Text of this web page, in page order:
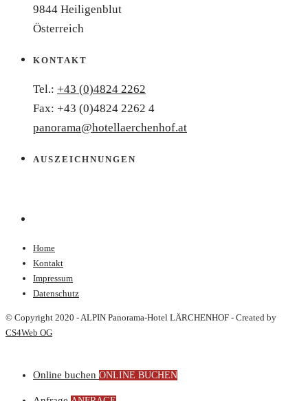
9844 Heiligenblut
Österreich
KONTAKT
Tel.: +43 (0)4824 2262
Fax: +43 (0)4824 2262 4
panorama@hotellaerchenhof.at
AUSZEICHNUNGEN
Home
Kontakt
Impressum
Datenschutz
© Copyright 2020 - ALPIN Panorama-Hotel LÄRCHENHOF - Created by
CS4Web OG
Online buchen ONLINE BUCHEN